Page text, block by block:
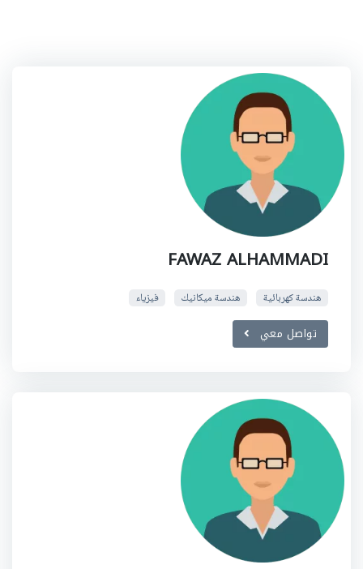
FAWAZ ALHAMMADI
هندسة كهربائية هندسة ميكانيك فيزياء
تواصل معي